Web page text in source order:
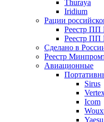
Thuraya
Iridium
Рации
Реестр ПП
Реестр ПП
Сделано в
Реестр
Авиационные
Sirus
Icom
Yaesu